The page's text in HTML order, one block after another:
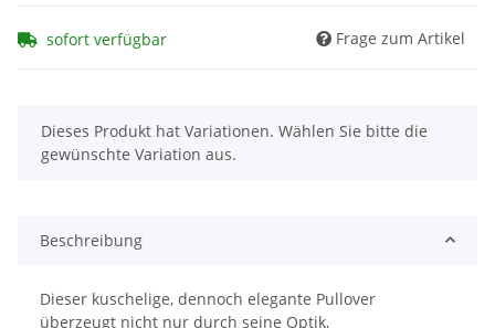
sofort verfügbar Frage zum Artikel
x
Dieses Produkt hat Variationen. Wählen Sie bitte die
gewünschte Variation aus.
Beschreibung
Dieser kuschelige, dennoch elegante Pullover
überzeugt nicht nur durch seine Optik,